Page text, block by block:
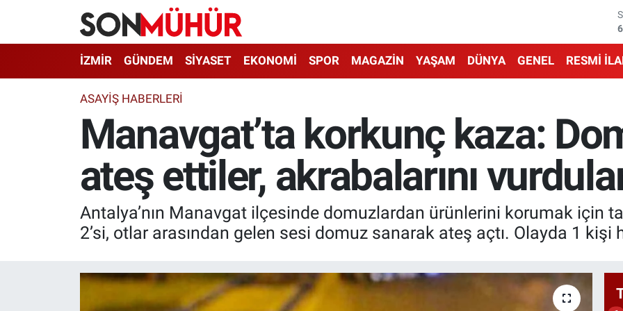
İZMİR GÜNDEM SİYASET EKONOMİ SPOR MAGAZİN YAŞAM DÜNYA GENEL RESMİ
ASAYIŞ HABERLERI
Manavgat’ta korkunç kaza:
ateş ettiler, akrabalarını
Antalya’nın Manavgat ilçesinde domuzlardan ürünlerini korumak için
2’si, otlar arasından gelen sesi domuz sanarak ateş açtı. Olayda 1 kişi
İzmir Nöbetçi Eczaneler
İzmir Hava Durumu
İzmir Namaz Vakitleri
İzmir Trafik Yoğunluk Haritası
Süper Lig Puan Durumu ve Fikstür
Tüm Manşetler